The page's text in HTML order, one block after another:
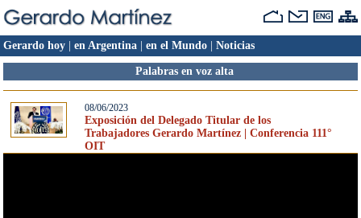
Gerardo hoy en Argentina en el Mundo Noticias
Palabras en voz alta
08/06/2023
Exposición del Delegado Titular de los
Trabajadores Gerardo Martínez | Conferencia 111°
OIT